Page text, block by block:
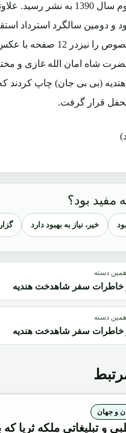
شماره سوم سال 1390 به نشر
و دومین سالگرد استرداد
نشریه مخصوص را نیزدر
شاه امان الله غازی و
(بی بی جان) چاپ کردند
قرار گرفت.
مفید بود؟
خیر، نیاز به بهبود دارد
دسته
خاطرات سفر شاهدخت هندیه
دسته
خاطرات سفر شاهدخت هندیه
و جهان
و تبلیغاتی ملکه ثریا که